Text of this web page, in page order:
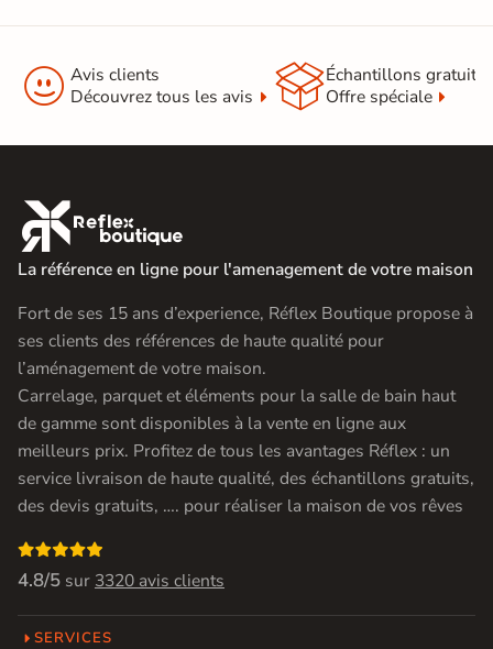
 Avis clients
Découvrez tous les avis
Échantillons gratuit
Offre spéciale

La référence en ligne pour l'amenagement de votre maison
Fort de ses 15 ans d’experience, Réflex Boutique propose à
ses clients des références de haute qualité pour
l’aménagement de votre maison.
Carrelage, parquet et éléments pour la salle de bain haut
de gamme sont disponibles à la vente en ligne aux
meilleurs prix. Profitez de tous les avantages Réflex : un
service livraison de haute qualité, des échantillons gratuits,
des devis gratuits, …. pour réaliser la maison de vos rêves

4.8/5 sur 3320 avis clients
SERVICES